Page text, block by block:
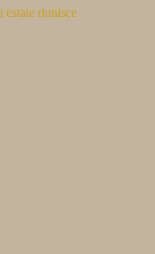
estate riunisce